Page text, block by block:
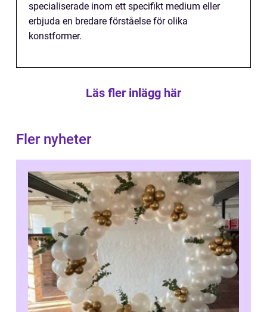
specialiserade inom ett specifikt medium eller
erbjuda en bredare förståelse för olika
konstformer.
Läs fler inlägg här
Fler nyheter